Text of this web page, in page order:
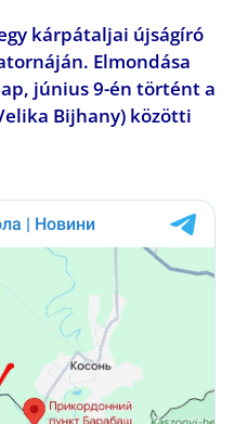
kárpátaljai újságíró
Elmondása
június 9-én történt a
Bijhany) közötti